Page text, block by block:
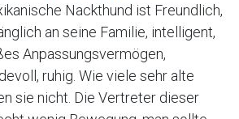
Nackthund ist Freundlich,
an seine Familie, intelligent,
Anpassungsvermögen,
ruhig. Wie viele sehr alte
sie nicht. Die Vertreter dieser